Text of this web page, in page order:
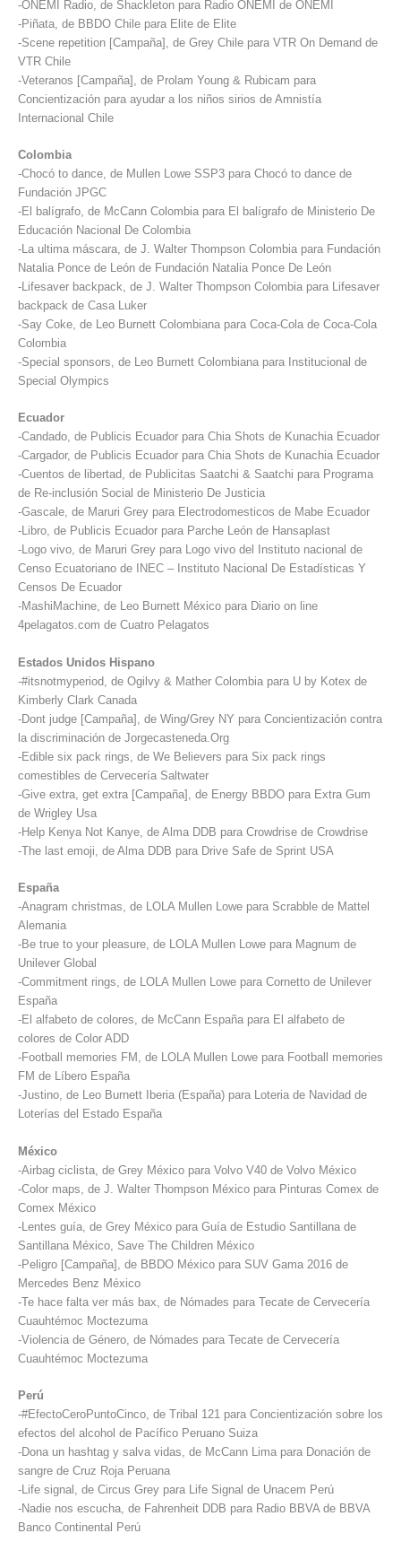
-ONEMI Radio, de Shackleton para Radio ONEMI de ONEMI
-Piñata, de BBDO Chile para Elite de Elite
-Scene repetition [Campaña], de Grey Chile para VTR On Demand de
VTR Chile
-Veteranos [Campaña], de Prolam Young & Rubicam para
Concientización para ayudar a los niños sirios de Amnistía
Internacional Chile
Colombia
-Chocó to dance, de Mullen Lowe SSP3 para Chocó to dance de
Fundación JPGC
-El balígrafo, de McCann Colombia para El balígrafo de Ministerio De
Educación Nacional De Colombia
-La ultima máscara, de J. Walter Thompson Colombia para Fundación
Natalia Ponce de León de Fundación Natalia Ponce De León
-Lifesaver backpack, de J. Walter Thompson Colombia para Lifesaver
backpack de Casa Luker
-Say Coke, de Leo Burnett Colombiana para Coca-Cola de Coca-Cola
Colombia
-Special sponsors, de Leo Burnett Colombiana para Institucional de
Special Olympics
Ecuador
-Candado, de Publicis Ecuador para Chia Shots de Kunachia Ecuador
-Cargador, de Publicis Ecuador para Chia Shots de Kunachia Ecuador
-Cuentos de libertad, de Publicitas Saatchi & Saatchi para Programa
de Re-inclusión Social de Ministerio De Justicia
-Gascale, de Maruri Grey para Electrodomesticos de Mabe Ecuador
-Libro, de Publicis Ecuador para Parche León de Hansaplast
-Logo vivo, de Maruri Grey para Logo vivo del Instituto nacional de
Censo Ecuatoriano de INEC – Instituto Nacional De Estadísticas Y
Censos De Ecuador
-MashiMachine, de Leo Burnett México para Diario on line
4pelagatos.com de Cuatro Pelagatos
Estados Unidos Hispano
-#itsnotmyperiod, de Ogilvy & Mather Colombia para U by Kotex de
Kimberly Clark Canada
-Dont judge [Campaña], de Wing/Grey NY para Concientización contra
la discriminación de Jorgecasteneda.Org
-Edible six pack rings, de We Believers para Six pack rings
comestibles de Cervecería Saltwater
-Give extra, get extra [Campaña], de Energy BBDO para Extra Gum
de Wrigley Usa
-Help Kenya Not Kanye, de Alma DDB para Crowdrise de Crowdrise
-The last emoji, de Alma DDB para Drive Safe de Sprint USA
España
-Anagram christmas, de LOLA Mullen Lowe para Scrabble de Mattel
Alemania
-Be true to your pleasure, de LOLA Mullen Lowe para Magnum de
Unilever Global
-Commitment rings, de LOLA Mullen Lowe para Cornetto de Unilever
España
-El alfabeto de colores, de McCann España para El alfabeto de
colores de Color ADD
-Football memories FM, de LOLA Mullen Lowe para Football memories
FM de Líbero España
-Justino, de Leo Burnett Iberia (España) para Loteria de Navidad de
Loterías del Estado España
México
-Airbag ciclista, de Grey México para Volvo V40 de Volvo México
-Color maps, de J. Walter Thompson México para Pinturas Comex de
Comex México
-Lentes guía, de Grey México para Guía de Estudio Santillana de
Santillana México, Save The Children México
-Peligro [Campaña], de BBDO México para SUV Gama 2016 de
Mercedes Benz México
-Te hace falta ver más bax, de Nómades para Tecate de Cervecería
Cuauhtémoc Moctezuma
-Violencia de Género, de Nómades para Tecate de Cervecería
Cuauhtémoc Moctezuma
Perú
-#EfectoCeroPuntoCinco, de Tribal 121 para Concientización sobre los
efectos del alcohol de Pacífico Peruano Suiza
-Dona un hashtag y salva vidas, de McCann Lima para Donación de
sangre de Cruz Roja Peruana
-Life signal, de Circus Grey para Life Signal de Unacem Perú
-Nadie nos escucha, de Fahrenheit DDB para Radio BBVA de BBVA
Banco Continental Perú